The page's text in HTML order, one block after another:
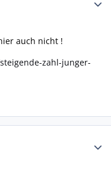
auch nicht !
zahl-junger-